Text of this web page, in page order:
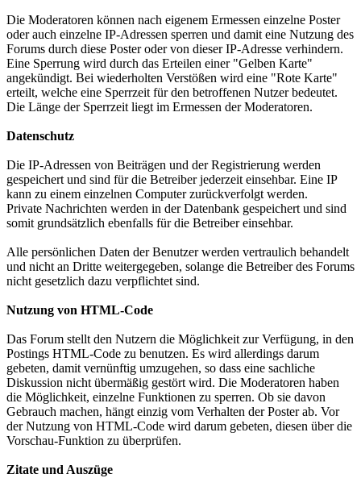
Die Moderatoren können nach eigenem Ermessen einzelne Poster
oder auch einzelne IP-Adressen sperren und damit eine Nutzung des
Forums durch diese Poster oder von dieser IP-Adresse verhindern.
Eine Sperrung wird durch das Erteilen einer "Gelben Karte"
angekündigt. Bei wiederholten Verstößen wird eine "Rote Karte"
erteilt, welche eine Sperrzeit für den betroffenen Nutzer bedeutet.
Die Länge der Sperrzeit liegt im Ermessen der Moderatoren.
Datenschutz
Die IP-Adressen von Beiträgen und der Registrierung werden
gespeichert und sind für die Betreiber jederzeit einsehbar. Eine IP
kann zu einem einzelnen Computer zurückverfolgt werden.
Private Nachrichten werden in der Datenbank gespeichert und sind
somit grundsätzlich ebenfalls für die Betreiber einsehbar.
Alle persönlichen Daten der Benutzer werden vertraulich behandelt
und nicht an Dritte weitergegeben, solange die Betreiber des Forums
nicht gesetzlich dazu verpflichtet sind.
Nutzung von HTML-Code
Das Forum stellt den Nutzern die Möglichkeit zur Verfügung, in den
Postings HTML-Code zu benutzen. Es wird allerdings darum
gebeten, damit vernünftig umzugehen, so dass eine sachliche
Diskussion nicht übermäßig gestört wird. Die Moderatoren haben
die Möglichkeit, einzelne Funktionen zu sperren. Ob sie davon
Gebrauch machen, hängt einzig vom Verhalten der Poster ab. Vor
der Nutzung von HTML-Code wird darum gebeten, diesen über die
Vorschau-Funktion zu überprüfen.
Zitate und Auszüge